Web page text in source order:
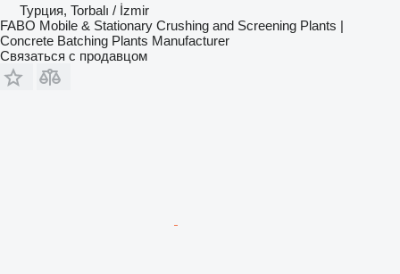
Турция, Torbalı / İzmir
FABO Mobile & Stationary Crushing and Screening Plants |
Concrete Batching Plants Manufacturer
Связаться с продавцом